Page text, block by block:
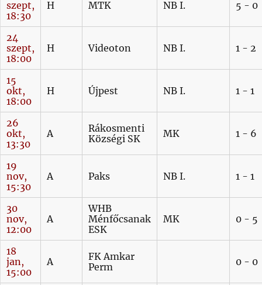
szept,
18:30
H MTK NB I. 5 - 0
24
szept,
18:00
H Videoton NB I. 1 - 2
15
okt,
18:00
H Újpest NB I. 1 - 1
26
okt,
13:30
A
Rákosmenti
Községi SK
MK 1 - 6
19
nov,
15:30
A Paks NB I. 1 - 1
30
nov,
12:00
A
WHB
Ménfőcsanak
ESK
MK 0 - 5
18
jan,
15:00
A
FK Amkar
Perm
0 - 0